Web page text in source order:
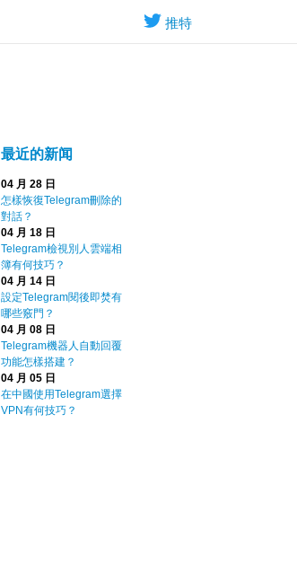
推特
最近的新闻
04 月 28 日
怎樣恢復Telegram刪除的
對話？
04 月 18 日
Telegram檢視別人雲端相
簿有何技巧？
04 月 14 日
設定Telegram閱後即焚有
哪些竅門？
04 月 08 日
Telegram機器人自動回覆
功能怎樣搭建？
04 月 05 日
在中國使用Telegram選擇
VPN有何技巧？